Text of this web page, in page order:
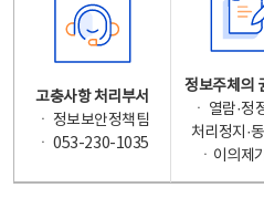
고충사항 처리부서
ㆍ 정보보안정책팀
ㆍ 053-230-1035
정보주체의
ㆍ 열람·정
처리정지·
ㆍ이의제